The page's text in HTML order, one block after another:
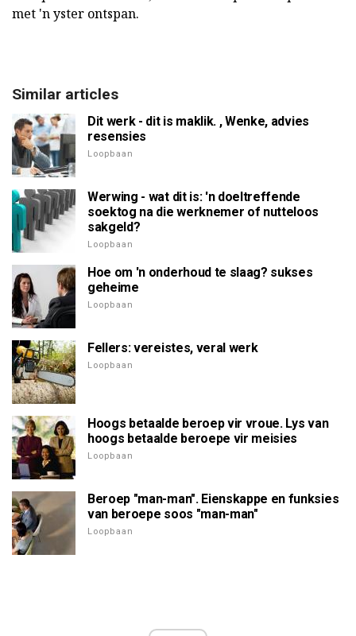
met 'n yster ontspan.
Similar articles
Dit werk - dit is maklik. , Wenke, advies
resensies
Loopbaan
Werwing - wat dit is: 'n doeltreffende
soektog na die werknemer of nutteloos
sakgeld?
Loopbaan
Hoe om 'n onderhoud te slaag? sukses
geheime
Loopbaan
Fellers: vereistes, veral werk
Loopbaan
Hoogs betaalde beroep vir vroue. Lys van
hoogs betaalde beroepe vir meisies
Loopbaan
Beroep "man-man". Eienskappe en funksies
van beroepe soos "man-man"
Loopbaan